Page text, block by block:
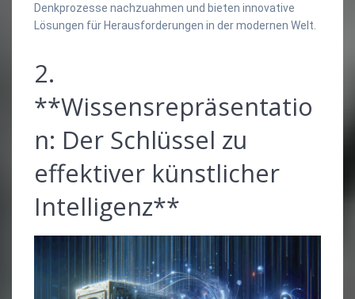
Denkprozesse nachzuahmen und bieten innovative
Lösungen für Herausforderungen in der modernen Welt.
2.
**Wissensrepräsentatio
n: Der Schlüssel zu
effektiver künstlicher
Intelligenz**